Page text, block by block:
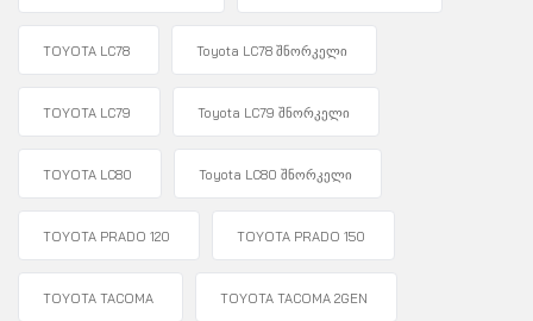
TOYOTA LC78 Toyota LC78 შნორკელი
TOYOTA LC79 Toyota LC79 შნორკელი
TOYOTA LC80 Toyota LC80 შნორკელი
TOYOTA PRADO 120 TOYOTA PRADO 150
TOYOTA TACOMA TOYOTA TACOMA 2GEN